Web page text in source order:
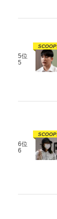
5位
5
6位
6